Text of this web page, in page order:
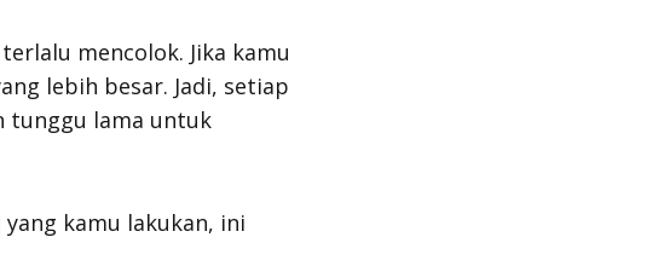
mencolok. Jika kamu
lebih besar. Jadi, setiap
tunggu lama untuk
kamu lakukan, ini